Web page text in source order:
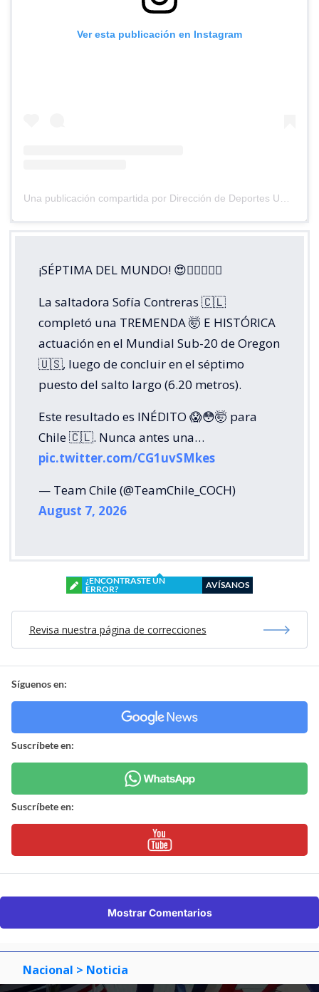
Ver esta publicación en Instagram
Una publicación compartida por Dirección de Deportes UC (@deportesuc)
¡SÉPTIMA DEL MUNDO! 😍😮‍💨🏃🏼‍♀️
La saltadora Sofía Contreras 🇨🇱
completó una TREMENDA 🤯 E HISTÓRICA
actuación en el Mundial Sub-20 de Oregon
🇺🇸, luego de concluir en el séptimo
puesto del salto largo (6.20 metros).
Este resultado es INÉDITO 😱😳🤯 para
Chile 🇨🇱. Nunca antes una…
pic.twitter.com/CG1uvSMkes
— Team Chile (@TeamChile_COCH)
August 7, 2026
¿ENCONTRASTE UN
ERROR?
AVÍSANOS
Revisa nuestra página de correcciones
Síguenos en:
Suscríbete en:
Suscríbete en:
Mostrar Comentarios
Nacional > Noticia